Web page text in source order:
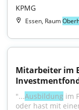
KPMG
Essen, Raum
Mitarbeiter im
"...Ausbildung im